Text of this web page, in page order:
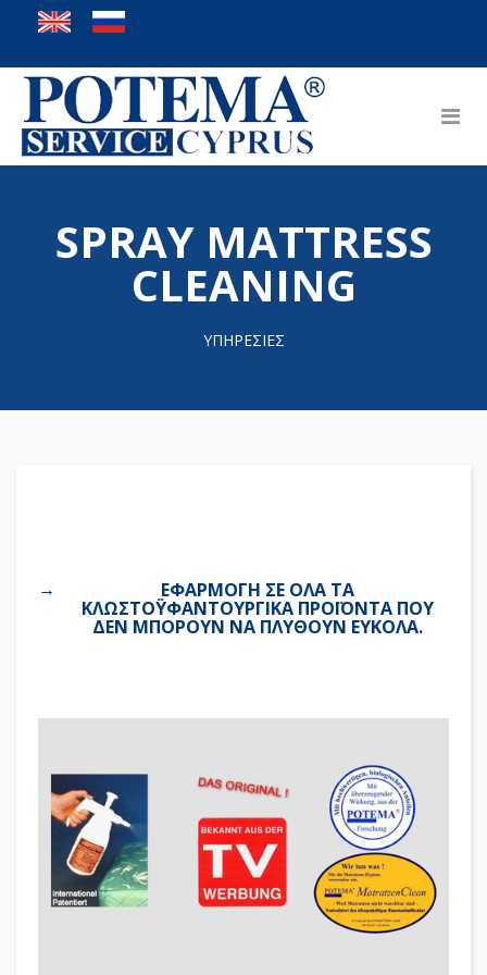
SPRAY MATTRESS
CLEANING
ΥΠΗΡΕΣΙΕΣ
ΕΦΑΡΜΟΓΗ ΣΕ ΟΛΑ ΤΑ
ΚΛΩΣΤΟΫΦΑΝΤΟΥΡΓΙΚΑ ΠΡΟΪΟΝΤΑ ΠΟΥ
ΔΕΝ ΜΠΟΡΟΥΝ ΝΑ ΠΛΥΘΟΥΝ ΕΥΚΟΛΑ.